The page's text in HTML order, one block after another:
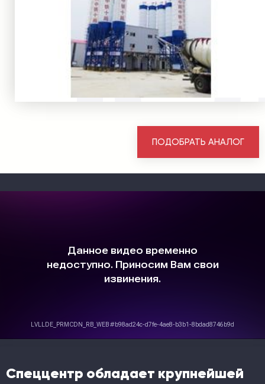
ПОДОБРАТЬ АНАЛОГ
Спеццентр обладает крупнейшей